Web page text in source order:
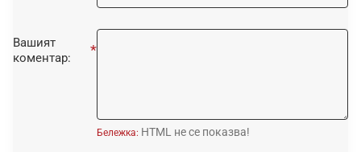
Вашият
коментар:
Бележка: HTML не се показва!